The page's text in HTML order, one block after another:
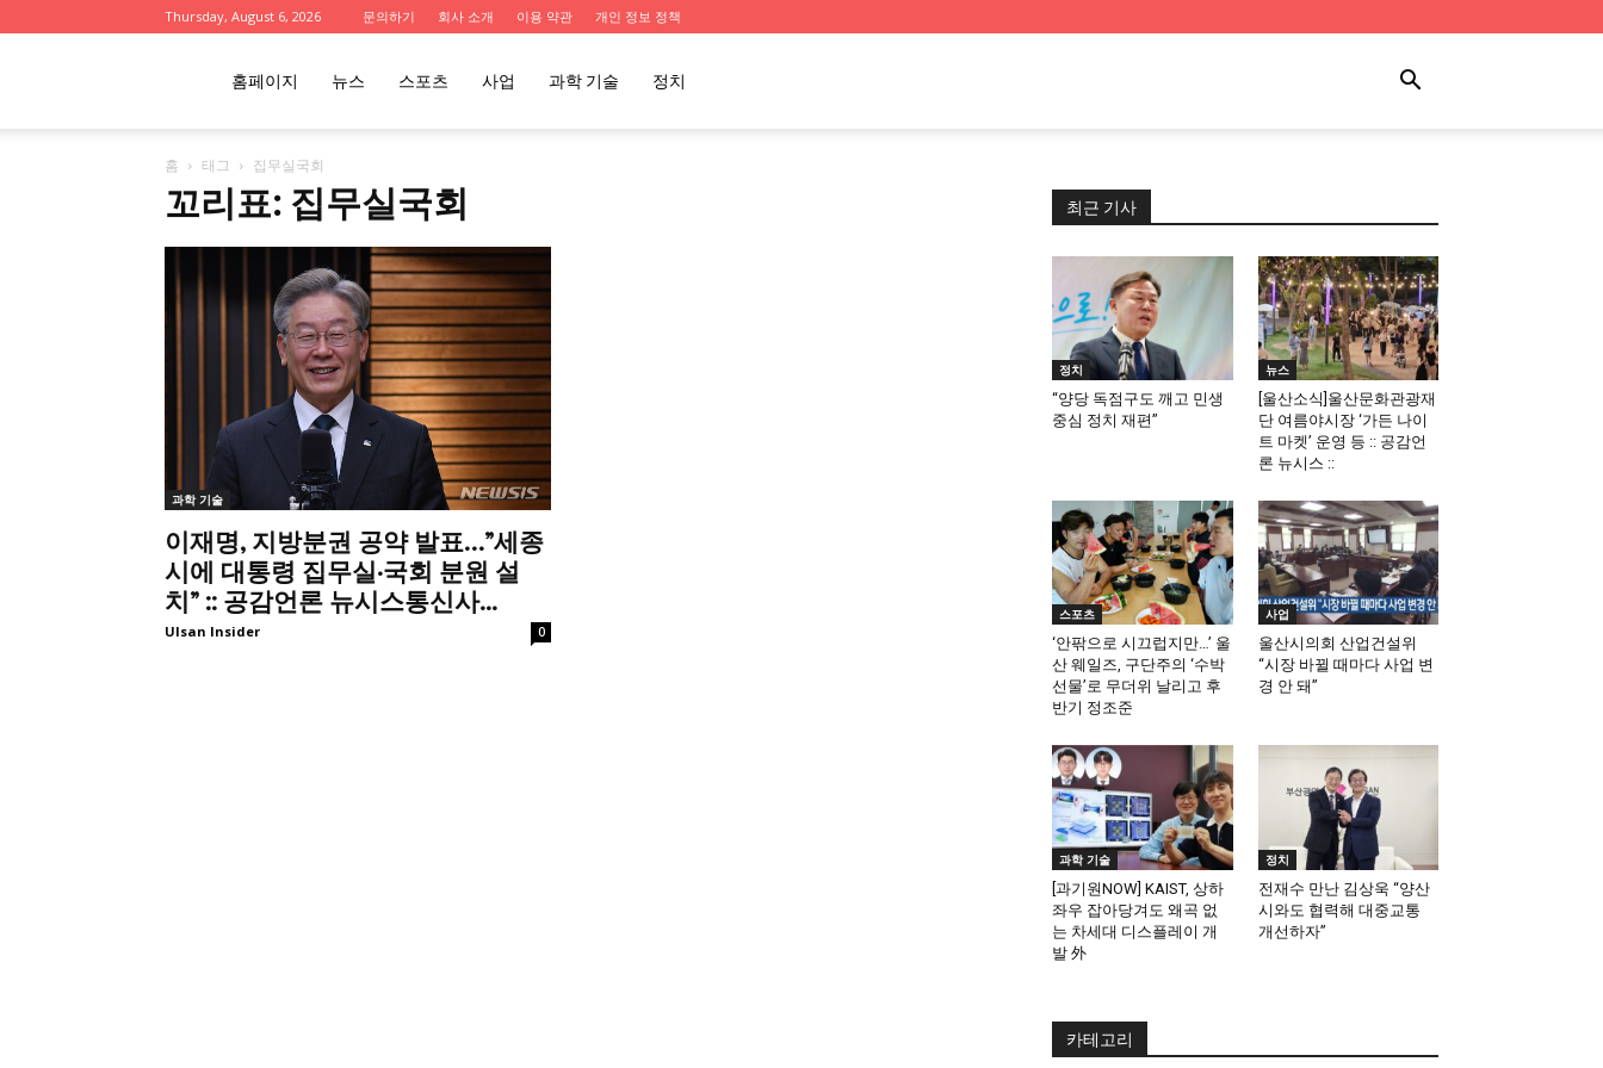
Thursday, August 6, 2026 문의하기 회사 소개 이용 약관 개인 정보 정책
산
인
이
더
홈페이지 뉴스 스포츠 사업 과학 기술 정치
홈 태그 집무실국회
꼬리표: 집무실국회
과학 기술
이재명, 지방분권 공약 발표…”세종
시에 대통령 집무실·국회 분원 설
치” :: 공감언론 뉴시스통신사...
Ulsan Insider 0
최근 기사
정치
“양당 독점구도 깨고 민생
중심 정치 재편”
뉴스
[울산소식]울산문화관광재
단 여름야시장 ‘가든 나이
트 마켓’ 운영 등 :: 공감언
론 뉴시스 ::
스포츠
‘안팎으로 시끄럽지만…’ 울
산 웨일즈, 구단주의 ‘수박
선물’로 무더위 날리고 후
반기 정조준
사업
울산시의회 산업건설위
“시장 바뀔 때마다 사업 변
경 안 돼”
과학 기술
[과기원NOW] KAIST, 상하
좌우 잡아당겨도 왜곡 없
는 차세대 디스플레이 개
발 外
정치
전재수 만난 김상욱 “양산
시와도 협력해 대중교통
개선하자”
카테고리